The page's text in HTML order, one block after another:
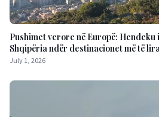
Pushimet verore në Europë: Hendeku
Shqipëria ndër destinacionet më të lira
July 1, 2026